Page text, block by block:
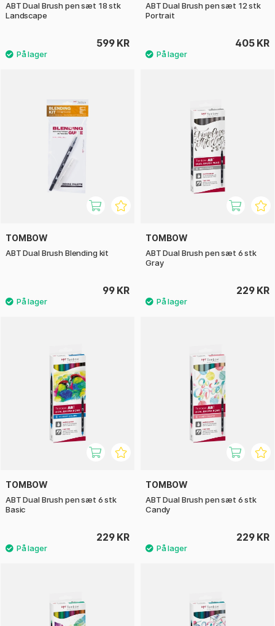
ABT Dual Brush pen sæt 18 stk
Landscape
599 KR
ABT Dual Brush pen sæt 12 stk
Portrait
405 KR
TOMBOW
ABT Dual Brush Blending kit
99 KR
TOMBOW
ABT Dual Brush pen sæt 6 stk
Gray
229 KR
TOMBOW
ABT Dual Brush pen sæt 6 stk
Basic
229 KR
TOMBOW
ABT Dual Brush pen sæt 6 stk
Candy
229 KR